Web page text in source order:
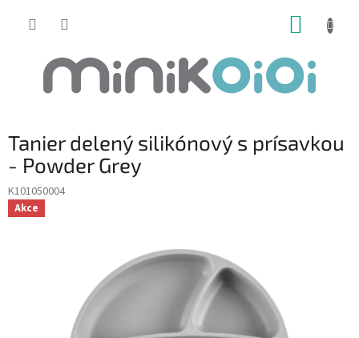
Tanier delený silikónový s prísavkou
- Powder Grey
K101050004
Akce